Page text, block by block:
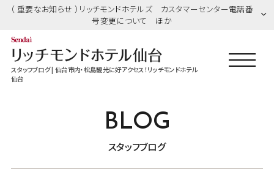
（ 重要なお知らせ ）リッチモンドホテルズ カスタマーセンター電話番
号変更について ほか
スタッフブログ | 仙台市内・松島観光に好アクセス！リッチモンドホテル
仙台
BLOG
スタッフブログ